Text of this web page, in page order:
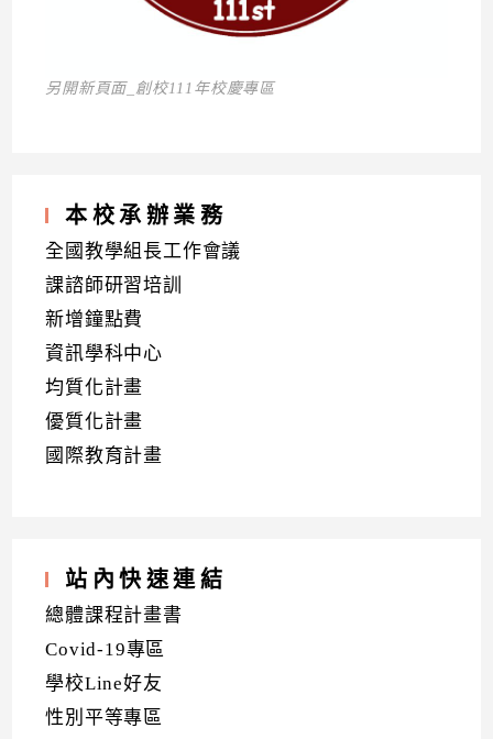
另開新頁面_創校111年校慶專區
本校承辦業務
全國教學組長工作會議
課諮師研習培訓
新增鐘點費
資訊學科中心
均質化計畫
優質化計畫
國際教育計畫
站內快速連結
總體課程計畫書
Covid-19專區
學校Line好友
性別平等專區